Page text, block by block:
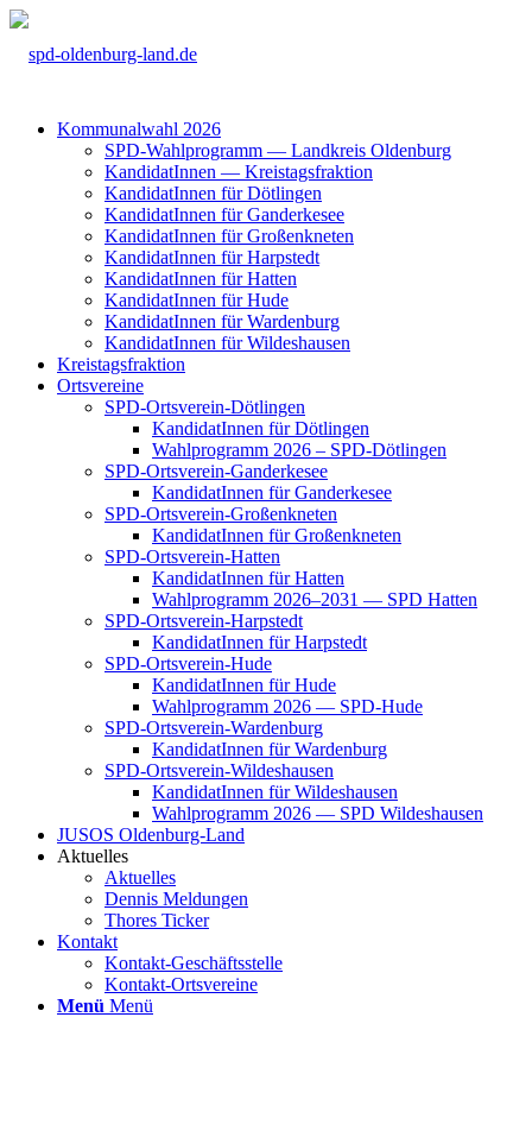
Kom­mu­nal­wahl 2026
SPD-Wahl­pro­gramm — Land­kreis Olden­burg
Kan­di­da­tIn­nen — Kreis­tags­frak­ti­on
Kan­di­da­tIn­nen für Döt­lin­gen
Kan­di­da­tIn­nen für Gan­der­ke­see
Kan­di­da­tIn­nen für Groß­enkne­ten
Kan­di­da­tIn­nen für Harp­s­tedt
Kan­di­da­tIn­nen für Hat­ten
Kan­di­da­tIn­nen für Hude
Kan­di­da­tIn­nen für War­den­burg
Kan­di­da­tIn­nen für Wil­des­hau­sen
Kreis­tags­frak­ti­on
Orts­ver­ei­ne
SPD-Orts­­ver­­ein-Döt­­lin­­gen
Kan­di­da­tIn­nen für Döt­lin­gen
Wahl­pro­gramm 2026 – SPD-Döt­lin­gen
SPD-Orts­­ver­­ein-Gan­­der­ke­­see
Kan­di­da­tIn­nen für Gan­der­ke­see
SPD-Orts­­ver­­ein-Gro­ß­en­k­ne­­ten
Kan­di­da­tIn­nen für Groß­enkne­ten
SPD-Orts­­ver­­ein-Hat­­ten
Kan­di­da­tIn­nen für Hat­ten
Wahl­pro­gramm 2026–2031 — SPD Hat­ten
SPD-Orts­­ver­­ein-Har­p­s­tedt
Kan­di­da­tIn­nen für Harp­s­tedt
SPD-Orts­­ver­­ein-Hude
Kan­di­da­tIn­nen für Hude
Wahl­pro­gramm 2026 — SPD-Hude
SPD-Orts­­ver­­ein-War­­den­­burg
Kan­di­da­tIn­nen für War­den­burg
SPD-Orts­­ver­­ein-Wil­­des­hau­­sen
Kan­di­da­tIn­nen für Wil­des­hau­sen
Wahl­pro­gramm 2026 — SPD Wil­des­hau­sen
JUSOS Olden­­burg-Land
Aktu­el­les
Aktu­el­les
Den­nis Mel­dun­gen
Tho­res Ticker
Kon­takt
Kon­­­takt-Geschäfts­­s­tel­­le
Kon­­­takt-Orts­­ver­­ei­­ne
Menü Menü